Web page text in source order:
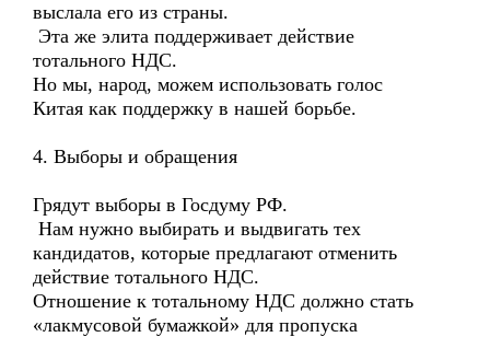
выслала его из страны.
Эта же элита поддерживает действие
тотального НДС.
Но мы, народ, можем использовать голос
Китая как поддержку в нашей борьбе.
4. Выборы и обращения
Грядут выборы в Госдуму РФ.
Нам нужно выбирать и выдвигать тех
кандидатов, которые предлагают отменить
действие тотального НДС.
Отношение к тотальному НДС должно стать
«лакмусовой бумажкой» для пропуска